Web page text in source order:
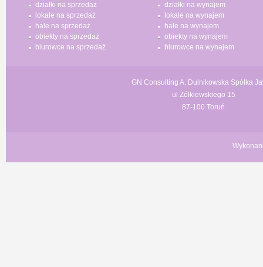
działki na sprzedaż
lokale na sprzedaż
hale na sprzedaż
obiekty na sprzedaż
biurowce na sprzedaż
działki na wynajem
lokale na wynajem
hale na wynajem
obiekty na wynajem
biurowce na wynajem
GN Consulting A. Dulnikowska Spółka
ul Żółkiewskiego 15
87-100 Toruń